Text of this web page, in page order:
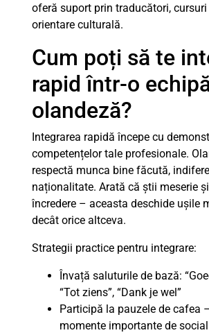
oferă suport prin traducători,
orientare culturală.
Cum poți să te
rapid într-o
olandeză?
Integrarea rapidă începe cu
competențelor tale profesionale.
respectă munca bine făcută,
naționalitate. Arată că știi meserie
încredere – aceasta deschide ușile
decât orice altceva.
Strategii practice pentru integrare:
Învață saluturile de bază:
“Tot ziens”, “Dank je wel”
Participă la pauzele de cafea
momente importante de